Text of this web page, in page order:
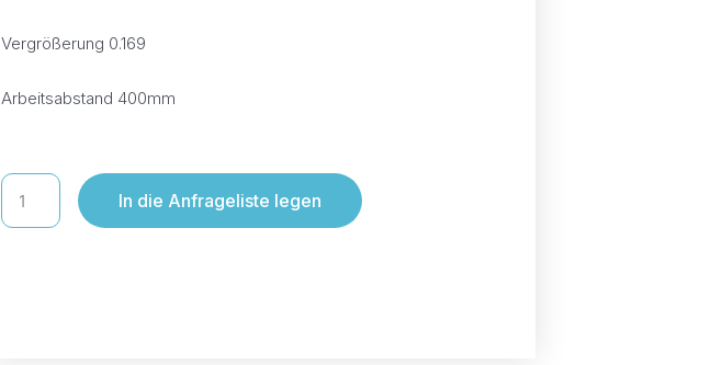
Vergrößerung 0.169
Arbeitsabstand 400mm
In die Anfrageliste legen